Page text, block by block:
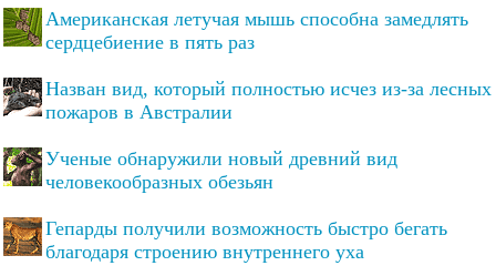
Американская летучая мышь способна замедлять
сердцебиение в пять раз
Назван вид, который полностью исчез из-за лесных
пожаров в Австралии
Ученые обнаружили новый древний вид
человекообразных обезьян
Гепарды получили возможность быстро бегать
благодаря строению внутреннего уха